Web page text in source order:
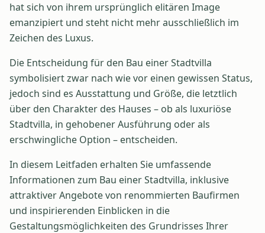
hat sich von ihrem ursprünglich elitären Image
emanzipiert und steht nicht mehr ausschließlich im
Zeichen des Luxus.
Die Entscheidung für den Bau einer Stadtvilla
symbolisiert zwar nach wie vor einen gewissen Status,
jedoch sind es Ausstattung und Größe, die letztlich
über den Charakter des Hauses – ob als luxuriöse
Stadtvilla, in gehobener Ausführung oder als
erschwingliche Option – entscheiden.
In diesem Leitfaden erhalten Sie umfassende
Informationen zum Bau einer Stadtvilla, inklusive
attraktiver Angebote von renommierten Baufirmen
und inspirierenden Einblicken in die
Gestaltungsmöglichkeiten des Grundrisses Ihrer